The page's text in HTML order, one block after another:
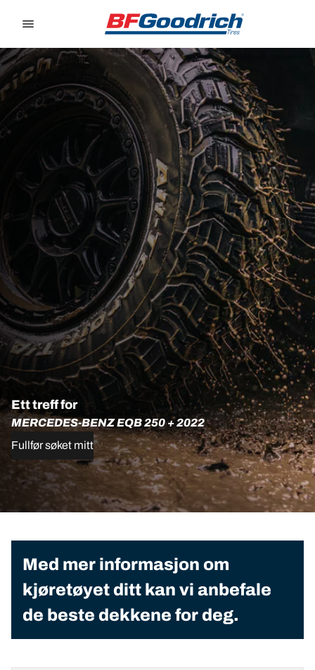
Ett treff for
MERCEDES-BENZ EQB 250 + 2022
Fullfør søket mitt
Med mer informasjon om
kjøretøyet ditt kan vi anbefale
de beste dekkene for deg.